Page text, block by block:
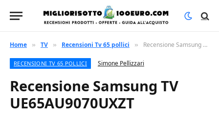
Home » TV » Recensioni Tv 65 pollici » Recensione Samsung TV UE65AU9070UXZT
RECENSIONI TV 65 POLLICI Simone Pellizzari
Recensione Samsung TV
UE65AU9070UXZT